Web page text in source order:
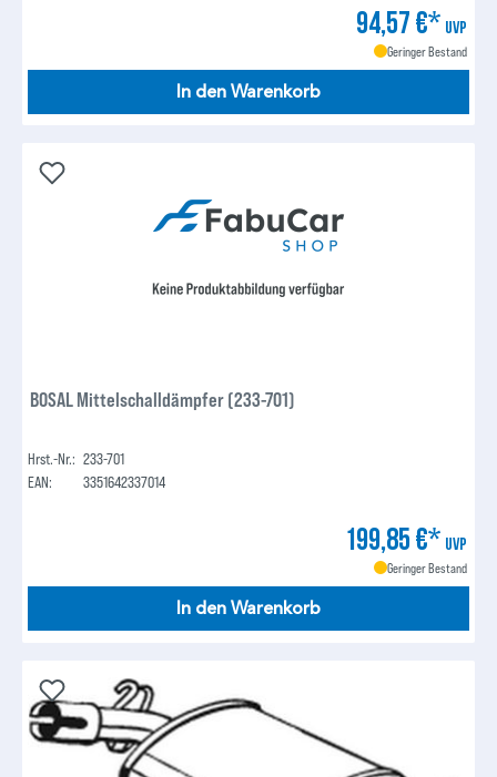
94,57 €* UVP
Geringer Bestand
In den Warenkorb
BOSAL Mittelschalldämpfer (233-701)
Hrst.-Nr.: 233-701
EAN:
3351642337014
199,85 €* UVP
Geringer Bestand
In den Warenkorb